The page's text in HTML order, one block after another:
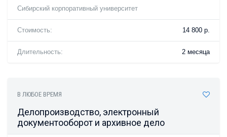
Сибирский корпоративный университет
Стоимость: 14 800 р.
Длительность: 2 месяца
В ЛЮБОЕ ВРЕМЯ
Делопроизводство, электронный
документооборот и архивное дело